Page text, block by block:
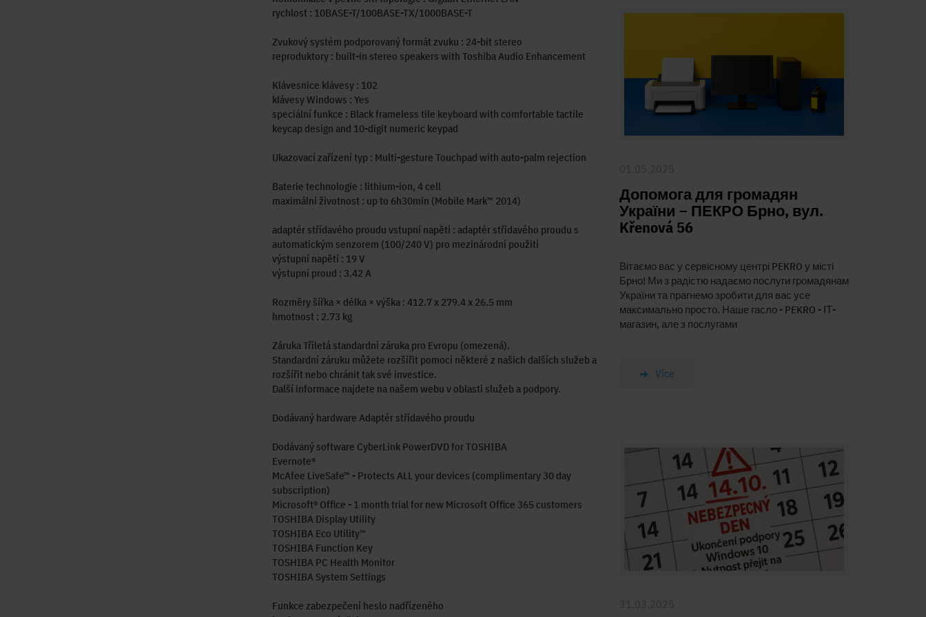
rychlost : 10BASE-T/100BASE-TX/1000BASE-T
Zvukový systém podporovaný formát zvuku : 24-bit stereo
reproduktory : built-in stereo speakers with Toshiba Audio Enhancement
Klávesnice klávesy : 102
klávesy Windows : Yes
speciální funkce : Black frameless tile keyboard with comfortable tactile
keycap design and 10-digit numeric keypad
Ukazovací zařízení typ : Multi-gesture Touchpad with auto-palm rejection
Baterie technologie : lithium-ion, 4 cell
maximální životnost : up to 6h30min (Mobile Mark™ 2014)
adaptér střídavého proudu vstupní napětí : adaptér střídavého proudu s
automatickým senzorem (100/240 V) pro mezinárodní použití
výstupní napětí : 19 V
výstupní proud : 3.42 A
Rozměry šířka × délka × výška : 412.7 x 279.4 x 26.5 mm
hmotnost : 2.73 kg
Záruka Tříletá standardní záruka pro Evropu (omezená).
Standardní záruku můžete rozšířit pomocí některé z našich dalších služeb a
rozšířit nebo chránit tak své investice.
Další informace najdete na našem webu v oblasti služeb a podpory.
Dodávaný hardware Adaptér střídavého proudu
Dodávaný software CyberLink PowerDVD for TOSHIBA
Evernote®
McAfee LiveSafe™ - Protects ALL your devices (complimentary 30 day
subscription)
Microsoft® Office - 1 month trial for new Microsoft Office 365 customers
TOSHIBA Display Utility
TOSHIBA Eco Utility™
TOSHIBA Function Key
TOSHIBA PC Health Monitor
TOSHIBA System Settings
Funkce zabezpečení heslo nadřízeného
Допомога для громадян
України – ПЕКРО Брно, вул.
Křenová 56
Вітаємо вас у сервісному центрі PEKRO у місті
Брно! Ми з радістю надаємо послуги громадянам
України та прагнемо зробити для вас усе
максимально просто. Наше гасло - PEKRO - ІТ-
магазин, але з послугами
Více